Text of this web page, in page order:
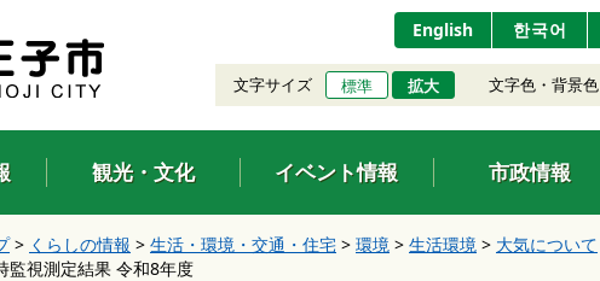
English 한국어
文字サイズ 標準 拡大 文字色・背景色
観光・文化 イベント情報 市政情報
> くらしの情報 > 生活・環境・交通・住宅 > 環境 > 生活環境 > 大気について
監視測定結果 令和8年度